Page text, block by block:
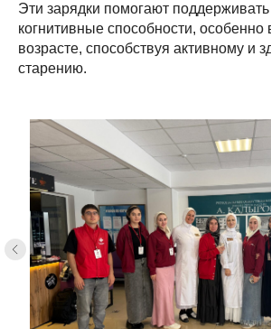
Эти зарядки помогают
когнитивные способности,
возрасте, способствуя активному и
старению.